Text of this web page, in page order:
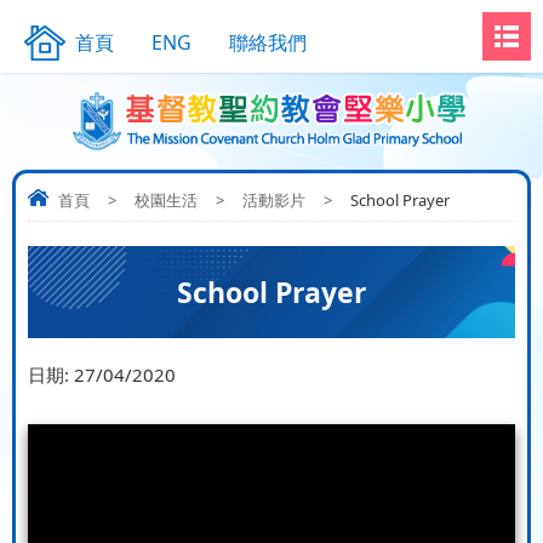
首頁 ENG 聯絡我們
首頁 > 校園生活 > 活動影片 > School Prayer
School Prayer
日期: 27/04/2020